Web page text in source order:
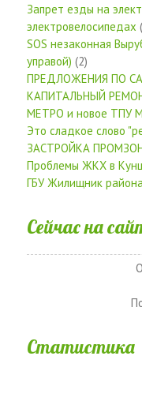
Запрет езды на
электровелосипедах
SOS незаконная
управой) (2)
ПРЕДЛОЖЕНИЯ ПО
КАПИТАЛЬНЫЙ
МЕТРО и новое ТПУ
Это сладкое слово
ЗАСТРОЙКА
Проблемы ЖКХ в
ГБУ Жилищник
Сейчас на
Статистика